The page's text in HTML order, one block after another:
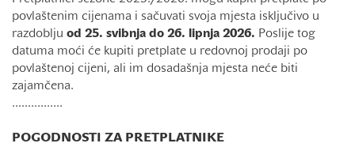
povlaštenim cijenama i sačuvati svoja mjesta isključivo u
razdoblju od 25. svibnja do 26. lipnja 2026. Poslije tog
datuma moći će kupiti pretplate u redovnoj prodaji po
povlaštenoj cijeni, ali im dosadašnja mjesta neće biti
zajamčena.
................
POGODNOSTI ZA PRETPLATNIKE